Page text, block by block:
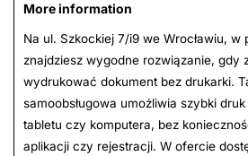
More information
Na ul. Szkockiej 7/i9 we Wrocławiu, w
znajdziesz wygodne rozwiązanie, gdy
wydrukować dokument bez drukarki.
samoobsługowa umożliwia szybki
tabletu czy komputera, bez
aplikacji czy rejestracji. W ofercie